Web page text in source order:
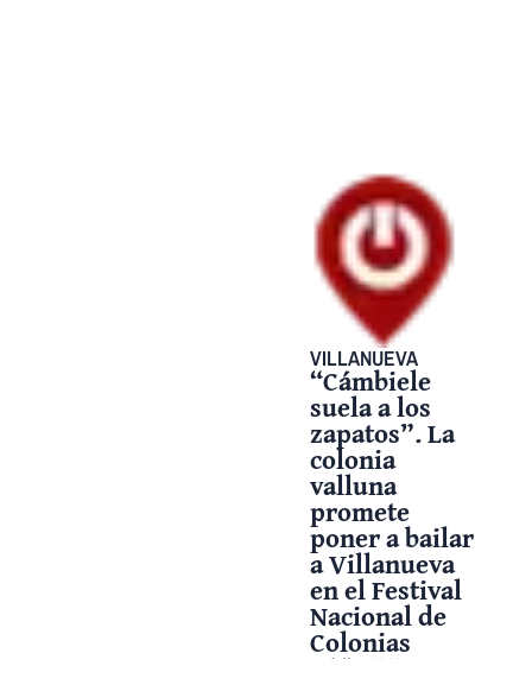
VILLANUEVA
“Cámbiele
suela a los
zapatos”. La
colonia
valluna
promete
poner a bailar
a Villanueva
en el Festival
Nacional de
Colonias
17 julio, 2026